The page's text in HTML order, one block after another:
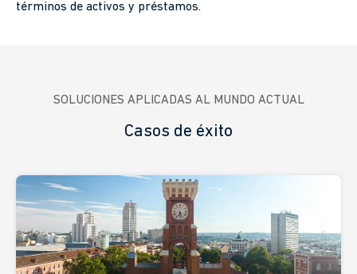
términos de activos y préstamos.
SOLUCIONES APLICADAS AL MUNDO ACTUAL
Casos de éxito